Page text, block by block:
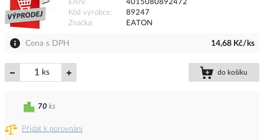
EAN
4015080892472
Kód výrobce
89247
Značka
EATON
Cena s DPH 14,68 Kč/ks
ks do košíku
Přidat k porovnání
70 ks